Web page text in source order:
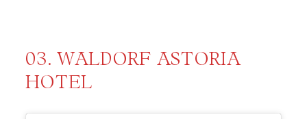
03. WALDORF ASTORIA
HOTEL